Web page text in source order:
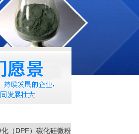
（DPF）碳化硅微粉